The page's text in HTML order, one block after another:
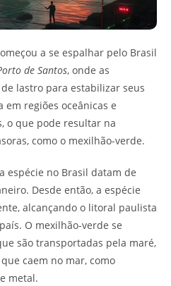
a se espalhar pelo Brasil
de Santos, onde as
lastro para estabilizar seus
em regiões oceânicas e
o que pode resultar na
como o mexilhão-verde.
espécie no Brasil datam de
Desde então, a espécie
alcançando o litoral paulista
O mexilhão-verde se
são transportadas pela maré,
caem no mar, como
metal.